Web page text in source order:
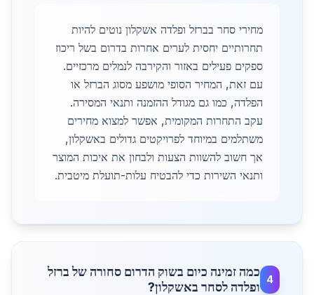
מחירי סחר בברזל ופלדה אשקלון נוטים להיות
תחרותיים יחסית לערים אחרות בדרום בשל ריכוז
ספקים פעילים באזור והקירבה לנמלים מרכזיים.
עם זאת, המחיר הסופי מושפע מסוג הברזל או
הפלדה, כמו גם מגודל ההזמנה ותנאי המסירה.
עקב התחרות המקומית, אפשר למצוא מחירים
משתלמים במיוחד לפרויקטים גדולים באשקלון,
אך חשוב להשוות הצעות ולבחון את איכות המוצר
ותנאי השירות כדי להבטיח עלות-תועלת מיטבית.
4
כמה זמינה כיום בשוק הדרום סחורה של ברזל
ופלדה לסחר באשקלון?